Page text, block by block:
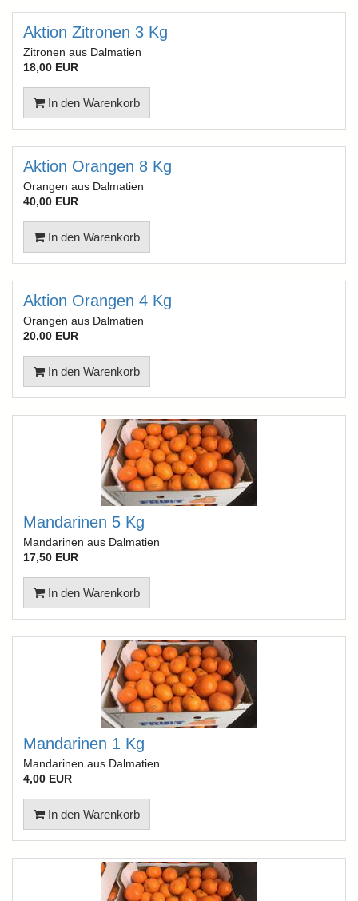
Aktion Zitronen 3 Kg
Zitronen aus Dalmatien
18,00 EUR
In den Warenkorb
Aktion Orangen 8 Kg
Orangen aus Dalmatien
40,00 EUR
In den Warenkorb
Aktion Orangen 4 Kg
Orangen aus Dalmatien
20,00 EUR
In den Warenkorb
Mandarinen 5 Kg
Mandarinen aus Dalmatien
17,50 EUR
In den Warenkorb
Mandarinen 1 Kg
Mandarinen aus Dalmatien
4,00 EUR
In den Warenkorb